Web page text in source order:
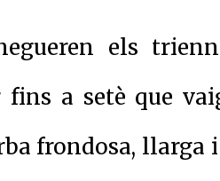
els
fins a setè que
frondosa,